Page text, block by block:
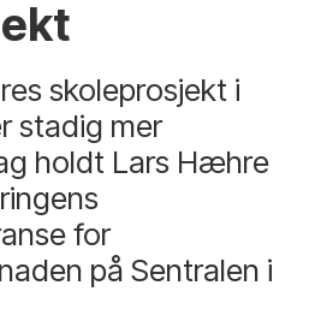
skoleprosjekt i
stadig mer
holdt Lars Hæhre
for
på Sentralen i